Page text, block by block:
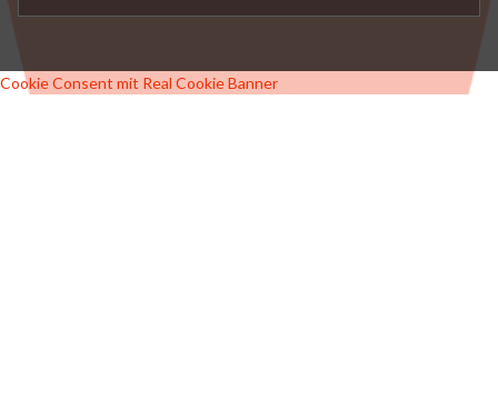
Cookie Consent mit Real Cookie Banner